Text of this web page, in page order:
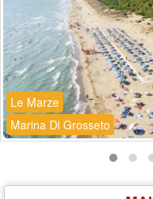
Le Marze
Marina Di Grosseto